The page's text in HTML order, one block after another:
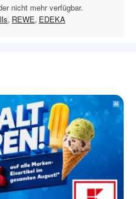
nicht mehr verfügbar.
, REWE, EDEKA